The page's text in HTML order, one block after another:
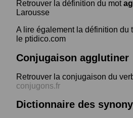
Retrouver la définition du mot
Larousse
A lire également la définition du
le ptidico.com
Conjugaison agglutiner
Retrouver la conjugaison du
conjugons.fr
Dictionnaire des